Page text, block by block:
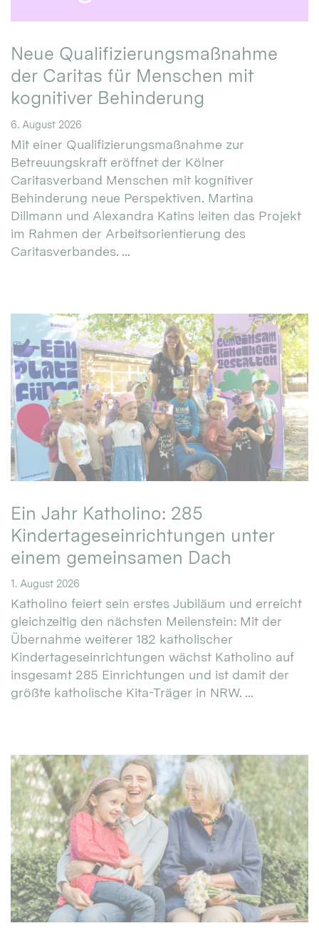
Neue Qualifizierungsmaßnahme
der Caritas für Menschen mit
kognitiver Behinderung
6. August 2026
Mit einer Qualifizierungsmaßnahme zur
Betreuungskraft eröffnet der Kölner
Caritasverband Menschen mit kognitiver
Behinderung neue Perspektiven. Martina
Dillmann und Alexandra Katins leiten das Projekt
im Rahmen der Arbeitsorientierung des
Caritasverbandes. ...
Ein Jahr Katholino: 285
Kindertageseinrichtungen unter
einem gemeinsamen Dach
1. August 2026
Katholino feiert sein erstes Jubiläum und erreicht
gleichzeitig den nächsten Meilenstein: Mit der
Übernahme weiterer 182 katholischer
Kindertageseinrichtungen wächst Katholino auf
insgesamt 285 Einrichtungen und ist damit der
größte katholische Kita-Träger in NRW. ...